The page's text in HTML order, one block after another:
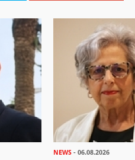
NEWS- 06.08.2026